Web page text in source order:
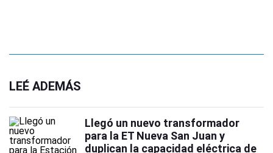
LEÉ ADEMÁS
Llegó un nuevo transformador
para la ET Nueva San Juan y
duplican la capacidad eléctrica de